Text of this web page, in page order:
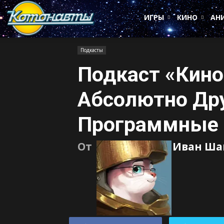
Котонавты
ИГРЫ
КИНО
Подкасты
Подкаст
Абсолютно
Программные
От Иван